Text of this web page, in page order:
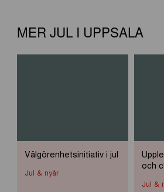
MER JUL I UPPSALA
Välgörenhetsinitiativ i jul
Jul & nyår
och
Jul &